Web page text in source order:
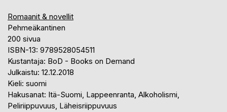
Romaanit & novellit
Pehmeäkantinen
200 sivua
ISBN-13: 9789528054511
Kustantaja: BoD - Books on Demand
Julkaistu: 12.12.2018
Kieli: suomi
Hakusanat: Itä-Suomi, Lappeenranta, Alkoholismi,
Peliriippuvuus, Läheisriippuvuus